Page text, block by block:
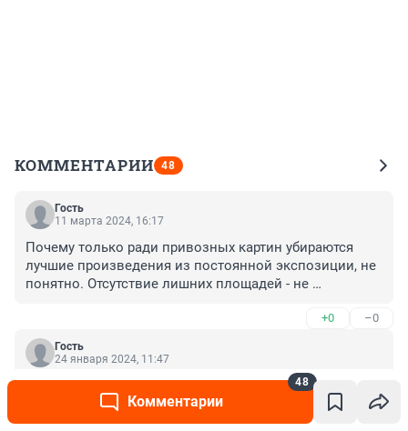
Комментарии
48
КОММЕНТАРИИ 48
Гость
11 марта 2024, 16:17
Почему только ради привозных картин убираются
лучшие произведения из постоянной экспозиции, не
понятно. Отсутствие лишних площадей - не
эти произведения в залах сменных экспозиций.
Например, вместо более, чем странной, выставки К.
Фокина.
+0 –0
Гость
24 января 2024, 11:47
КОГДА В ПОДЬЕЗДАХ НАЧНУТ РЕМОНТЫ